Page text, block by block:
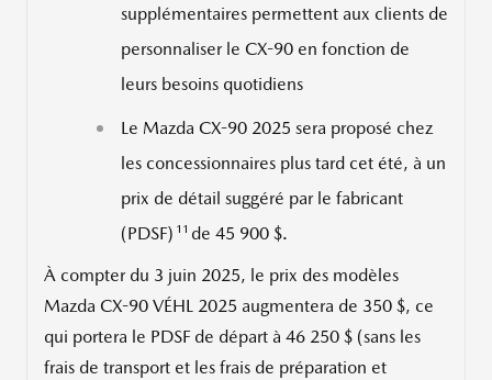
supplémentaires permettent aux clients de
personnaliser le CX-90 en fonction de
leurs besoins quotidiens
Le Mazda CX-90 2025 sera proposé chez
les concessionnaires plus tard cet été, à un
prix de détail suggéré par le fabricant
(PDSF) 11 de 45 900 $.
À compter du 3 juin 2025, le prix des modèles
Mazda CX-90 VÉHL 2025 augmentera de 350 $, ce
qui portera le PDSF de départ à 46 250 $ (sans les
frais de transport et les frais de préparation et